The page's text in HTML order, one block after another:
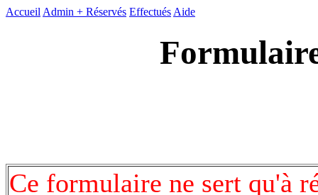
Accueil Admin + Réservés Effectués Aide
Ce formulaire ne sert qu'à